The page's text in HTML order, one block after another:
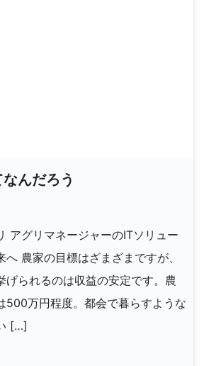
んだろう
アグリマネージャーのITソリュー
へ 農家の目標はざまざまですが、
げられるのは収益の安定です。農
500万円程度。都会で暮らすような
[…]